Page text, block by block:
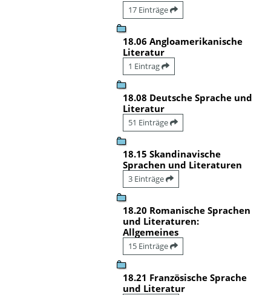
17 Einträge
18.06 Angloamerikanische
Literatur
1 Eintrag
18.08 Deutsche Sprache und
Literatur
51 Einträge
18.15 Skandinavische
Sprachen und Literaturen
3 Einträge
18.20 Romanische Sprachen
und Literaturen:
Allgemeines
15 Einträge
18.21 Französische Sprache
und Literatur